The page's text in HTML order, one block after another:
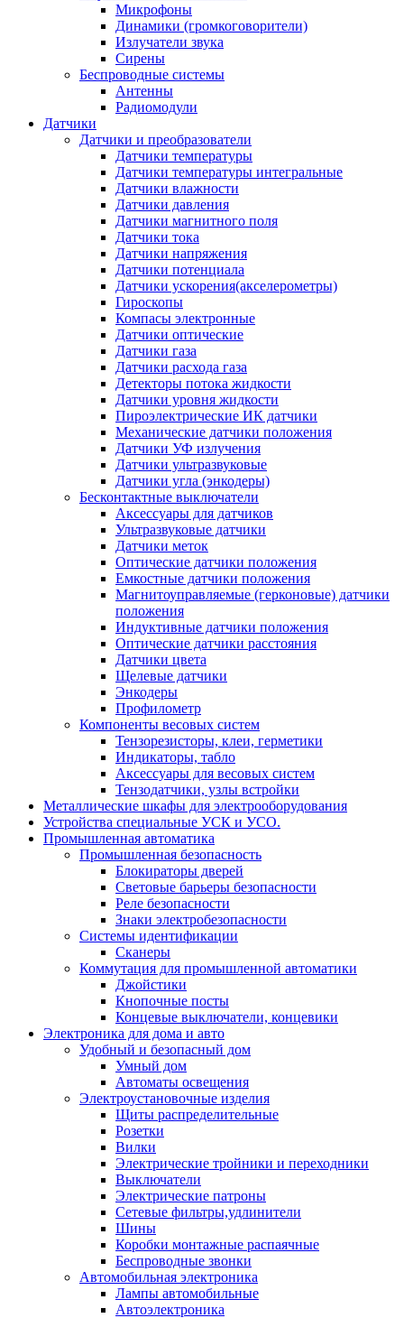
Микрофоны
Динамики (громкоговорители)
Излучатели звука
Сирены
Беспроводные системы
Антенны
Радиомодули
Датчики
Датчики и преобразователи
Датчики температуры
Датчики температуры интегральные
Датчики влажности
Датчики давления
Датчики магнитного поля
Датчики тока
Датчики напряжения
Датчики потенциала
Датчики ускорения(акселерометры)
Гироскопы
Компасы электронные
Датчики оптические
Датчики газа
Датчики расхода газа
Детекторы потока жидкости
Датчики уровня жидкости
Пироэлектрические ИК датчики
Механические датчики положения
Датчики УФ излучения
Датчики ультразвуковые
Датчики угла (энкодеры)
Бесконтактные выключатели
Аксессуары для датчиков
Ультразвуковые датчики
Датчики меток
Оптические датчики положения
Емкостные датчики положения
Магнитоуправляемые (герконовые) датчики
положения
Индуктивные датчики положения
Оптические датчики расстояния
Датчики цвета
Щелевые датчики
Энкодеры
Профилометр
Компоненты весовых систем
Тензорезисторы, клеи, герметики
Индикаторы, табло
Аксессуары для весовых систем
Тензодатчики, узлы встройки
Металлические шкафы для электрооборудования
Устройства специальные УСК и УСО.
Промышленная автоматика
Промышленная безопасность
Блокираторы дверей
Световые барьеры безопасности
Реле безопасности
Знаки электробезопасности
Системы идентификации
Сканеры
Коммутация для промышленной автоматики
Джойстики
Кнопочные посты
Концевые выключатели, концевики
Электроника для дома и авто
Удобный и безопасный дом
Умный дом
Автоматы освещения
Электроустановочные изделия
Щиты распределительные
Розетки
Вилки
Электрические тройники и переходники
Выключатели
Электрические патроны
Сетевые фильтры,удлинители
Шины
Коробки монтажные распаячные
Беспроводные звонки
Автомобильная электроника
Лампы автомобильные
Автоэлектроника